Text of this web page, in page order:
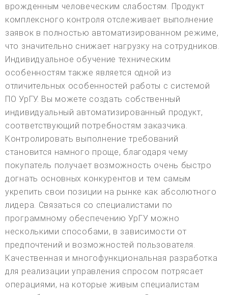
врожденным человеческим слабостям. Продукт
комплексного контроля отслеживает выполнение
заявок в полностью автоматизированном режиме,
что значительно снижает нагрузку на сотрудников.
Индивидуальное обучение техническим
особенностям также является одной из
отличительных особенностей работы с системой
ПО УрГУ. Вы можете создать собственный
индивидуальный автоматизированный продукт,
соответствующий потребностям заказчика.
Контролировать выполнение требований
становится намного проще, благодаря чему
покупатель получает возможность очень быстро
догнать основных конкурентов и тем самым
укрепить свои позиции на рынке как абсолютного
лидера. Связаться со специалистами по
программному обеспечению УрГУ можно
несколькими способами, в зависимости от
предпочтений и возможностей пользователя.
Качественная и многофункциональная разработка
для реализации управления спросом потрясает
операциями, на которые живым специалистам